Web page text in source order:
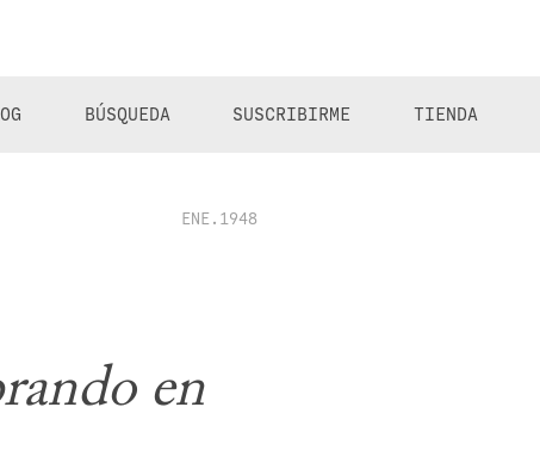
BÚSQUEDA SUSCRIBIRME TIENDA
ENE.1948
en